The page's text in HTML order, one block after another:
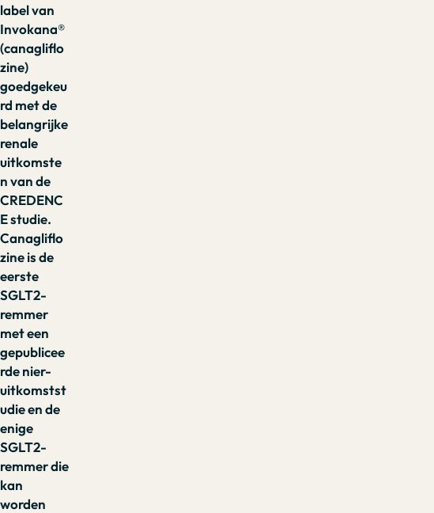
label van
Invokana®
(canagliflo
zine)
goedgekeu
rd met de
belangrijke
renale
uitkomste
n van de
CREDENC
E studie.
Canagliflo
zine is de
eerste
SGLT2-
remmer
met een
gepublicee
rde nier-
uitkomstst
udie en de
enige
SGLT2-
remmer die
kan
worden